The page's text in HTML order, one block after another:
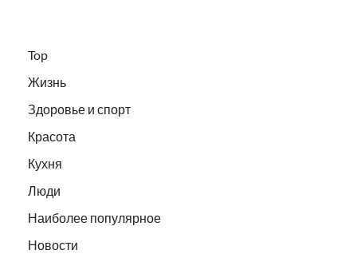
Top
Жизнь
Здоровье и спорт
Красота
Кухня
Люди
Наиболее популярное
Новости